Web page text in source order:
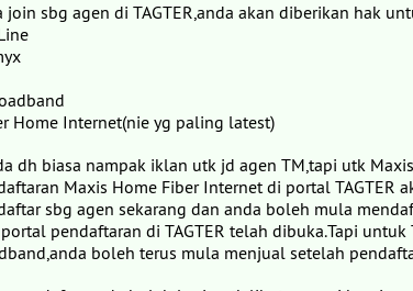
join sbg agen di TAGTER,anda akan diberikan hak
Home Internet(nie yg paling latest)
dh biasa nampak iklan utk jd agen TM,tapi utk
Maxis Home Fiber Internet di portal TAGTER
sbg agen sekarang dan anda boleh mula
pendaftaran di TAGTER telah dibuka.Tapi untuk
boleh terus mula menjual setelah